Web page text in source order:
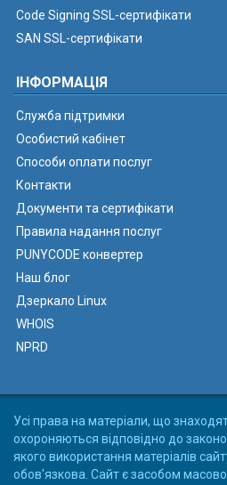
Code Signing SSL-сертифікати
SAN SSL-сертифікати
ІНФОРМАЦІЯ
Служба підтримки
Особистий кабінет
Способи оплати послуг
Контакти
Документи та сертифікати
Правила надання послуг
PUNYCODE конвертер
Наш блог
Дзеркало Linux
WHOIS
NPRD
Усі права на матеріали, що
охороняються відповідно до
якого використання матеріалів
обов'язкова. Сайт є засобом